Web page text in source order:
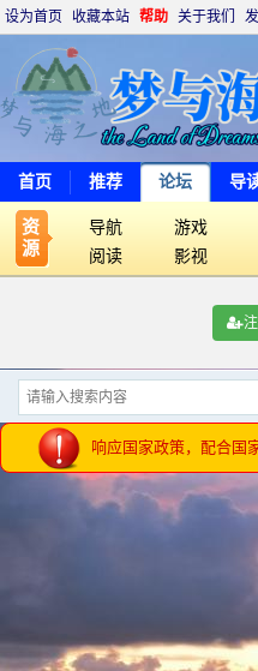
设为首页 收藏本站 帮助 关于我们
首页 推荐 论坛 导
资
源
导航 游戏
阅读
影视
响应国家政策，配合国